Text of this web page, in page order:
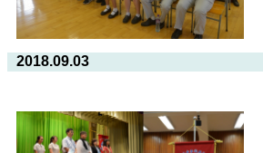
2018.09.03